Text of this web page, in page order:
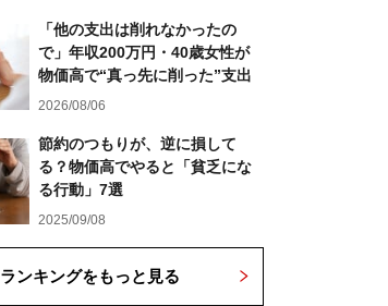
「他の支出は削れなかったの
で」年収200万円・40歳女性が
物価高で“真っ先に削った”支出
2026/08/06
節約のつもりが、逆に損して
る？物価高でやると「貧乏にな
る行動」7選
2025/09/08
ランキングをもっと見る